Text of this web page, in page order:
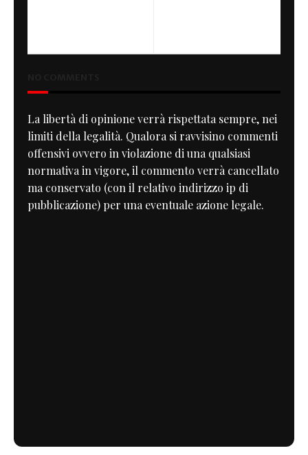
La libertà di opinione verrà rispettata sempre, nei
limiti della legalità. Qualora si ravvisino commenti
offensivi ovvero in violazione di una qualsiasi
normativa in vigore, il commento verrà cancellato
ma conservato (con il relativo indirizzo ip di
pubblicazione) per una eventuale azione legale.